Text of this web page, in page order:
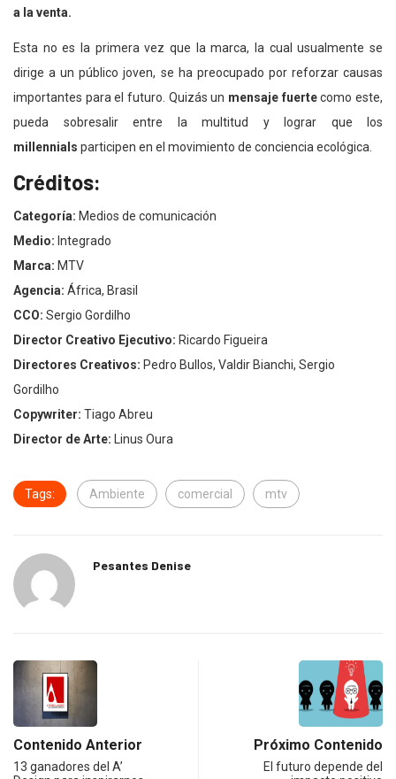
a la venta.
Esta no es la primera vez que la marca, la cual usualmente se
dirige a un público joven, se ha preocupado por reforzar causas
importantes para el futuro. Quizás un mensaje fuertecomo este,
pueda sobresalir entre la multitud y lograr que los
millennials participen en el movimiento de conciencia ecológica.
Créditos:
Categoría: Medios de comunicación
Medio: Integrado
Marca: MTV
Agencia: África, Brasil
CCO: Sergio Gordilho
Director Creativo Ejecutivo: Ricardo Figueira
Directores Creativos: Pedro Bullos, Valdir Bianchi, Sergio
Gordilho
Copywriter: Tiago Abreu
Director de Arte: Linus Oura
Tags: Ambiente comercial mtv
Pesantes Denise
Contenido Anterior
13 ganadores del A’
Próximo Contenido
El futuro depende del